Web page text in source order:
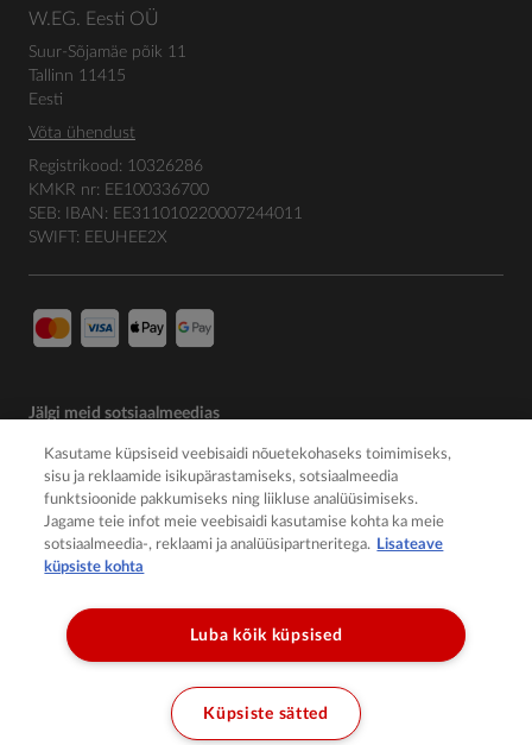
W.EG. Eesti OÜ
Suur-Sõjamäe põik 11
Tallinn 11415
Eesti
Võta ühendust
Registrikood: 10326286
KMKR nr: EE100336700
SEB: IBAN: EE311010220007244011
SWIFT: EEUHEE2X
Jälgi meid sotsiaalmeedias
Kasutame küpsiseid veebisaidi nõuetekohaseks toimimiseks,
sisu ja reklaamide isikupärastamiseks, sotsiaalmeedia
funktsioonide pakkumiseks ning liikluse analüüsimiseks.
Jagame teie infot meie veebisaidi kasutamise kohta ka meie
sotsiaalmeedia-, reklaami ja analüüsipartneritega. Lisateave
küpsiste kohta
Luba kõik küpsised
Küpsiste sätted